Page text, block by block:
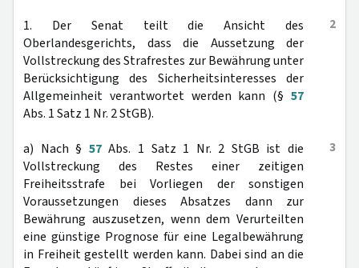
2
1. Der Senat teilt die Ansicht des
Oberlandesgerichts, dass die Aussetzung der
Vollstreckung des Strafrestes zur Bewährung unter
Berücksichtigung des Sicherheitsinteresses der
Allgemeinheit verantwortet werden kann (§ 57
Abs. 1 Satz 1 Nr. 2 StGB).
3
a) Nach § 57Abs. 1 Satz 1 Nr. 2 StGB ist die
Vollstreckung des Restes einer zeitigen
Freiheitsstrafe bei Vorliegen der sonstigen
Voraussetzungen dieses Absatzes dann zur
Bewährung auszusetzen, wenn dem Verurteilten
eine günstige Prognose für eine Legalbewährung
in Freiheit gestellt werden kann. Dabei sind an die